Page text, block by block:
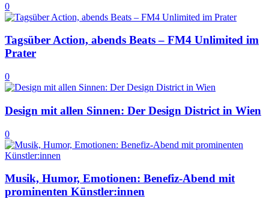
0
Tagsüber Action, abends Beats – FM4 Unlimited im
Prater
0
Design mit allen Sinnen: Der Design District in Wien
0
Musik, Humor, Emotionen: Benefiz-Abend mit
prominenten Künstler:innen